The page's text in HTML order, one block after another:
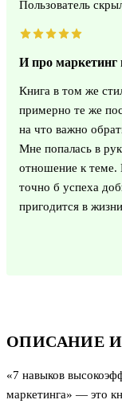
ОПИСАНИЕ
«7 навыков
маркетинга» — это
Пользователь
И про маркетинг
Книга в том же
примерно те же
на что важно
Мне попалась в
отношение к теме.
точно б успеха
пригодится в